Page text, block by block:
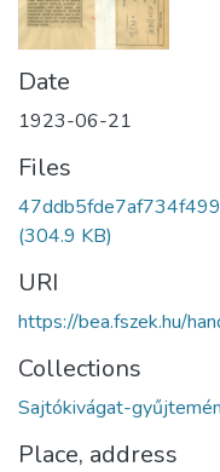
Date
1923-06-21
Files
(304.9 KB)
URI
https://bea.fszek.hu/
Collections
Sajtókivágat-
Place, address